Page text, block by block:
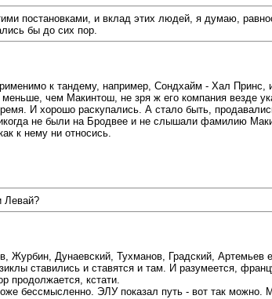
постановками, и вклад этих людей, я думаю,
бы до сих пор.
к тандему, например, Сондхайм - Хал
чем Макинтош, не зря ж его компания везде
И хорошо раскупались. А стало быть,
не были на Бродвее и не слышали фамилию
к нему ни относись.
Левай?
Дунаевский, Тухманов, Градский,
ставились и ставятся и там. И разумеется,
продолжается, кстати.
бессмысленно. ЭЛУ показал путь - вот так можно.